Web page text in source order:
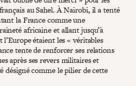
au Sahel. À Nairobi, il a tenté
la France comme une
africaine et allant jusqu’à
étaient les « véritables
tente de renforcer ses relations
après ses revers militaires et
désigné comme le pilier de cette